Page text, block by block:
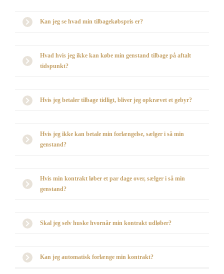
Kan jeg se hvad min tilbagekøbspris er?
Hvad hvis jeg ikke kan købe min genstand tilbage på aftalt
tidspunkt?
Hvis jeg betaler tilbage tidligt, bliver jeg opkrævet et gebyr?
Hvis jeg ikke kan betale min forlængelse, sælger i så min
genstand?
Hvis min kontrakt løber et par dage over, sælger i så min
genstand?
Skal jeg selv huske hvornår min kontrakt udløber?
Kan jeg automatisk forlænge min kontrakt?